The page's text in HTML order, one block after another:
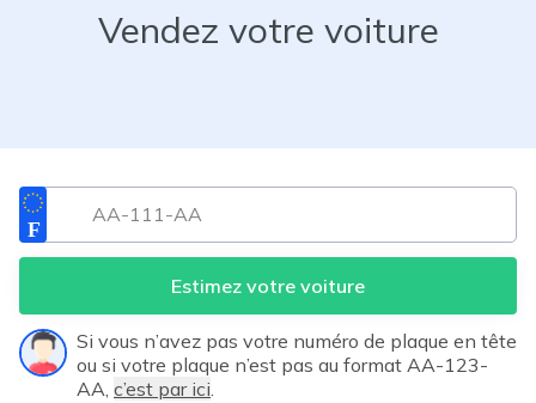
Vendez votre voiture
Estimez votre voiture
Si vous n’avez pas votre numéro de plaque en tête
ou si votre plaque n’est pas au format AA-123-
AA, c’est par ici.